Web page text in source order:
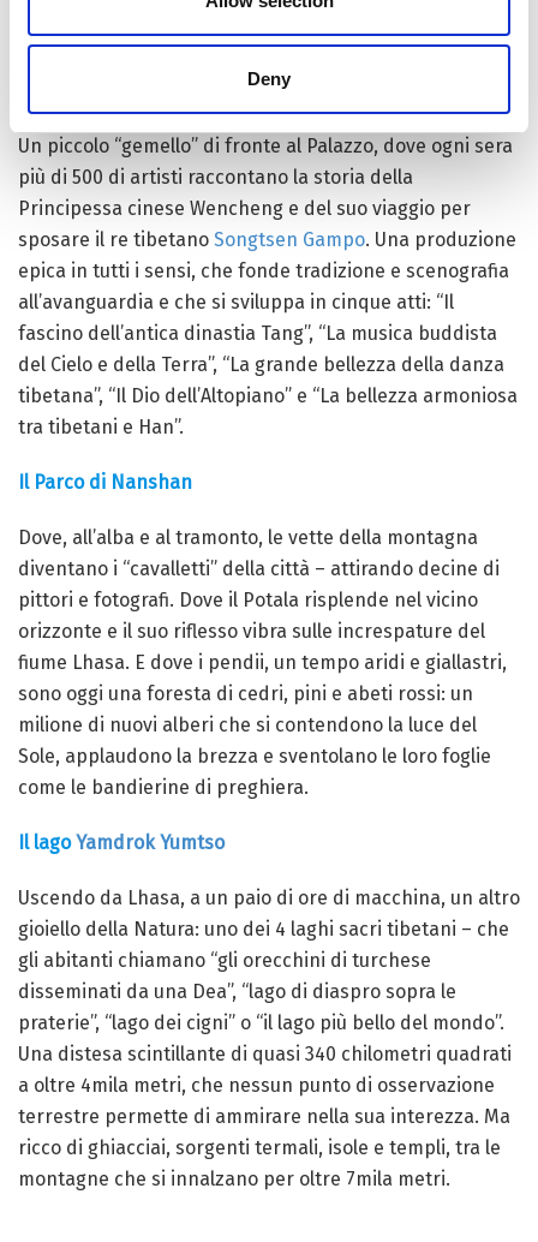
Deny
Regione prima di avventurarsi oltre le mura.
Un piccolo “gemello” di fronte al Palazzo, dove ogni sera
più di 500 di artisti raccontano la storia della
Principessa cinese Wencheng e del suo viaggio per
sposare il re tibetano Songtsen Gampo. Una produzione
epica in tutti i sensi, che fonde tradizione e scenografia
all’avanguardia e che si sviluppa in cinque atti: “Il
fascino dell’antica dinastia Tang”, “La musica buddista
del Cielo e della Terra”, “La grande bellezza della danza
tibetana”, “Il Dio dell’Altopiano” e “La bellezza armoniosa
tra tibetani e Han”.
Il Parco di Nanshan
Dove, all’alba e al tramonto, le vette della montagna
diventano i “cavalletti” della città – attirando decine di
pittori e fotografi. Dove il Potala risplende nel vicino
orizzonte e il suo riflesso vibra sulle increspature del
fiume Lhasa. E dove i pendii, un tempo aridi e giallastri,
sono oggi una foresta di cedri, pini e abeti rossi: un
milione di nuovi alberi che si contendono la luce del
Sole, applaudono la brezza e sventolano le loro foglie
come le bandierine di preghiera.
Il lagoYamdrok Yumtso
Uscendo da Lhasa, a un paio di ore di macchina, un altro
gioiello della Natura: uno dei 4 laghi sacri tibetani – che
gli abitanti chiamano “gli orecchini di turchese
disseminati da una Dea”, “lago di diaspro sopra le
praterie”, “lago dei cigni” o “il lago più bello del mondo”.
Una distesa scintillante di quasi 340 chilometri quadrati
a oltre 4mila metri, che nessun punto di osservazione
terrestre permette di ammirare nella sua interezza. Ma
ricco di ghiacciai, sorgenti termali, isole e templi, tra le
montagne che si innalzano per oltre 7mila metri.